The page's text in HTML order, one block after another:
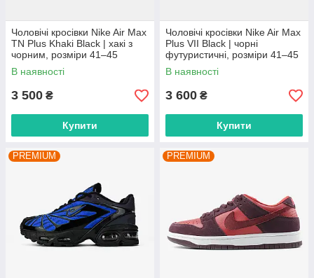
Чоловічі кросівки Nike Air Max
TN Plus Khaki Black | хакі з
чорним, розміри 41–45
В наявності
3 500 ₴
Купити
Чоловічі кросівки Nike Air Max
Plus VII Black | чорні
футуристичні, розміри 41–45
В наявності
3 600 ₴
Купити
PREMIUM PREMIUM